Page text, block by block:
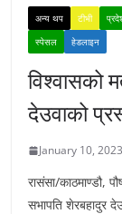
अन्य थप टीभी
स्पेसल
हेडलाइन
विश्वासको
देउवाको
January 10, 2023
रासंसा/काठमाण्डौ,
सभापति शेरबहादुर